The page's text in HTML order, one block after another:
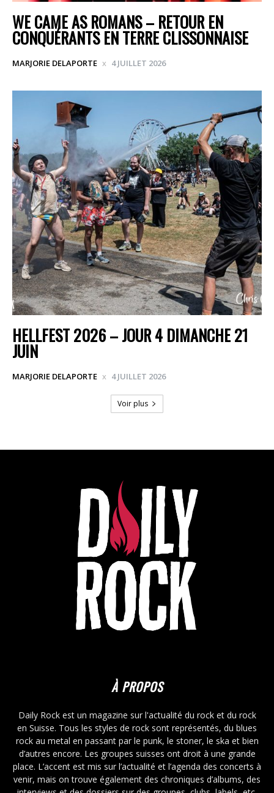
WE CAME AS ROMANS – RETOUR EN
CONQUÉRANTS EN TERRE CLISSONNAISE
MARJORIE DELAPORTE 4 JUILLET 2026
HELLFEST 2026 – JOUR 4 DIMANCHE 21
JUIN
MARJORIE DELAPORTE 4 JUILLET 2026
Voir plus
À PROPOS
Daily Rock est un magazine sur l'actualité du rock et du rock
en Suisse. Tous les styles de rock sont représentés, du blues
rock au metal en passant par le punk, le stoner, le ska et bien
d’autres encore. Les groupes suisses ont droit à une grande
place. L’accent est mis sur l’actualité et l’agenda des concerts à
venir, mais on trouve également des chroniques d’albums, des